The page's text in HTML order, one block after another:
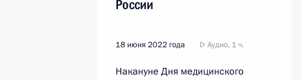
России
18 июня 2022 года Аудио, 1 ч.
Накануне Дня медицинского